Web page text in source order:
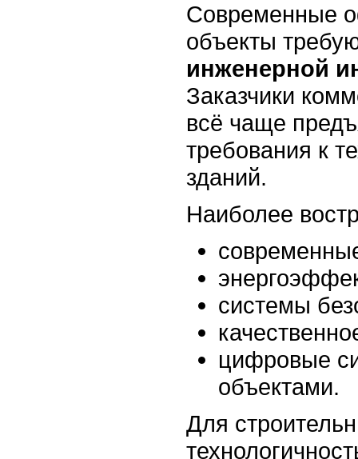
Современные
объекты
инженерной
Заказчики
всё чаще
требования к
зданий.
Наиболее
системы
цифровые
объектами.
Для